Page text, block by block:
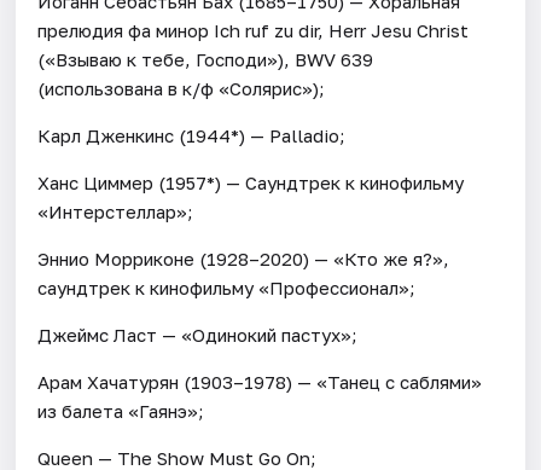
прелюдия фа минор Ich ruf zu dir, Herr Jesu Christ
(«Взываю к тебе, Господи»), BWV 639
(использована в к/ф «Солярис»);
Карл Дженкинс (1944*) — Palladio;
Ханс Циммер (1957*) — Саундтрек к кинофильму
«Интерстеллар»;
Эннио Морриконе (1928–2020) — «Кто же я?»,
саундтрек к кинофильму «Профессионал»;
Джеймс Ласт — «Одинокий пастух»;
Арам Хачатурян (1903–1978) — «Танец с саблями»
из балета «Гаянэ»;
Queen — The Show Must Go On;